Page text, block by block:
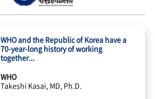
WHO and the Republic of Korea have a
70-year-long history of working
together...
WHO
Takeshi Kasai, MD, Ph.D.